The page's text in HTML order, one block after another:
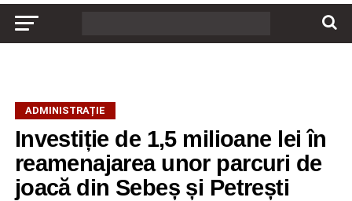
ADMINISTRAȚIE
Investiție de 1,5 milioane lei în
reamenajarea unor parcuri de
joacă din Sebeș și Petrești